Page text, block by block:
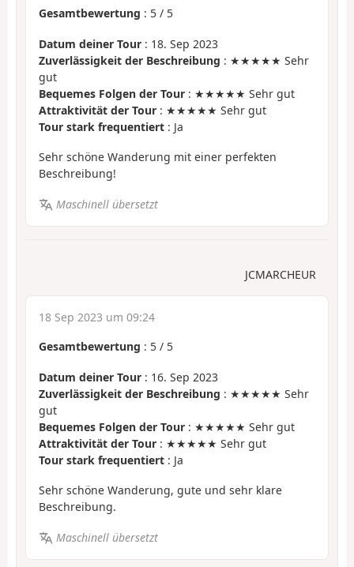
Gesamtbewertung : 5 / 5
Datum deiner Tour : 18. Sep 2023
Zuverlässigkeit der Beschreibung : ★★★★★ Sehr
gut
Bequemes Folgen der Tour : ★★★★★ Sehr gut
Attraktivität der Tour : ★★★★★ Sehr gut
Tour stark frequentiert : Ja
Sehr schöne Wanderung mit einer perfekten
Beschreibung!
Maschinell übersetzt
JCMARCHEUR
18 Sep 2023 um 09:24
Gesamtbewertung : 5 / 5
Datum deiner Tour : 16. Sep 2023
Zuverlässigkeit der Beschreibung : ★★★★★ Sehr
gut
Bequemes Folgen der Tour : ★★★★★ Sehr gut
Attraktivität der Tour : ★★★★★ Sehr gut
Tour stark frequentiert : Ja
Sehr schöne Wanderung, gute und sehr klare
Beschreibung.
Maschinell übersetzt